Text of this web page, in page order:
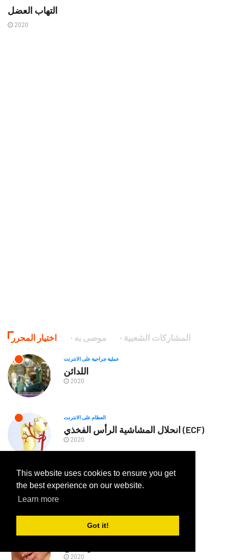
This website uses cookies to ensure you get
the best experience on our website.
Learn more
Got it!
التهاب العضل
2020
اختيار المحرر موصى به المشاركات الشعبية
عملية جراحية على الانترنت
اللدائن
2020
العظام على الانترنت
انحلال المشاشية الرأس الفخذي (ECF)
2020
الطب الداخلي
الماء في اليدين
تشريح-معجم
2020